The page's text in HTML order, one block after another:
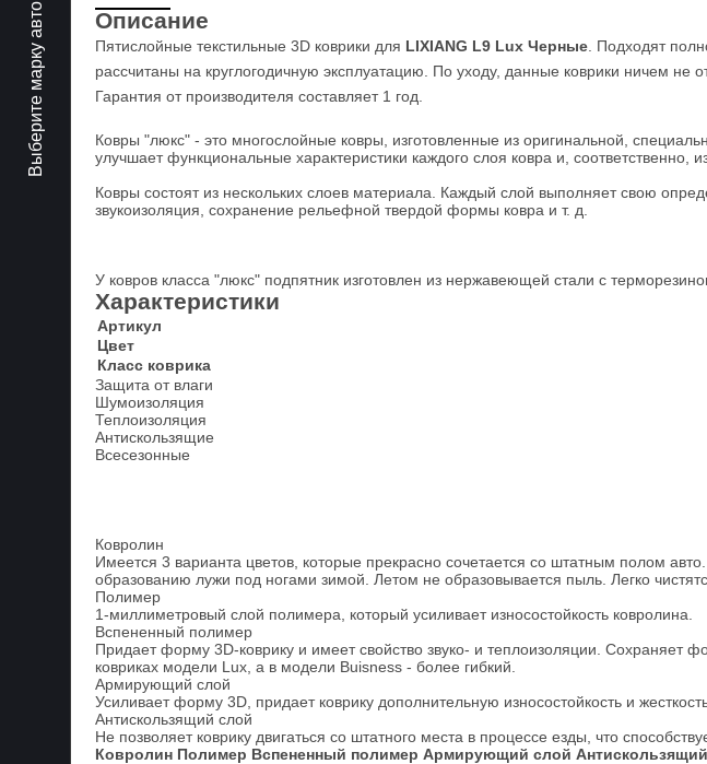
Выберите марку авто Описание
Пятислойные текстильные 3D коврики для LIXIANG L9 Lux Черные . Подходят
рассчитаны на круглогодичную эксплуатацию. По уходу, данные коврики ничем не
Гарантия от производителя составляет 1 год.
Ковры "люкс" - это многослойные ковры, изготовленные из оригинальной,
улучшает функциональные характеристики каждого слоя ковра и, соответственно,
Ковры состоят из нескольких слоев материала. Каждый слой выполняет свою
звукоизоляция, сохранение рельефной твердой формы ковра и т. д.
У ковров класса "люкс" подпятник изготовлен из нержавеющей стали с
Характеристики
Артикул
Цвет
Класс коврика
Защита от влаги
Шумоизоляция
Теплоизоляция
Антискользящие
Всесезонные
Ковролин
Имеется 3 варианта цветов, которые прекрасно сочетается со штатным полом
образованию лужи под ногами зимой. Летом не образовывается пыль. Легко
Полимер
1-миллиметровый слой полимера, который усиливает износостойкость ковролина.
Вспененный полимер
Придает форму 3D-коврику и имеет свойство звуко- и теплоизоляции. Сохраняет
ковриках модели Lux, а в модели Buisness - более гибкий.
Армирующий слой
Усиливает форму 3D, придает коврику дополнительную износостойкость и
Антискользящий слой
Не позволяет коврику двигаться со штатного места в процессе езды, что
Ковролин Полимер Вспененный полимер Армирующий слой